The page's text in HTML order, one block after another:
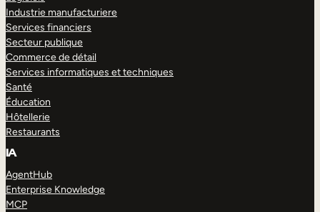
Industrie manufacturiere
Services financiers
Secteur publique
Commerce de détail
Services informatiques et techniques
Santé
Éducation
Hôtellerie
Restaurants
IA
AgentHub
Enterprise Knowledge
MCP